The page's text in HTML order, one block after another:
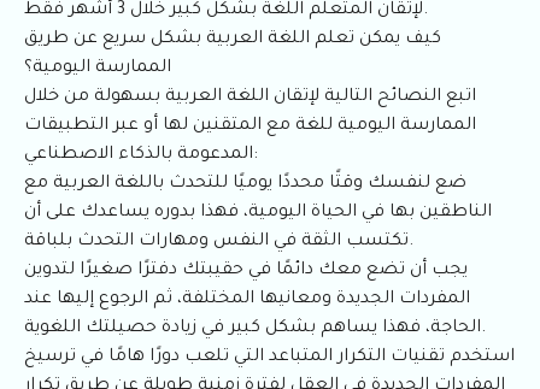
لإتقان المتعلم اللغة بشكل كبير خلال 3 أشهر فقط.
كيف يمكن تعلم اللغة العربية بشكل سريع عن طريق
اتبع النصائح التالية لإتقان اللغة العربية بسهولة من خلال
الممارسة اليومية للغة مع المتقنين لها أو عبر التطبيقات
المدعومة بالذكاء الاصطناعي:
ضع لنفسك وقتًا محددًا يوميًا للتحدث باللغة العربية مع
الناطقين بها في الحياة اليومية، فهذا بدوره يساعدك على أن
تكتسب الثقة في النفس ومهارات التحدث بلباقة.
يجب أن تضع معك دائمًا في حقيبتك دفترًا صغيرًا لتدوين
المفردات الجديدة ومعانيها المختلفة، ثم الرجوع إليها عند
الحاجة، فهذا يساهم بشكل كبير في زيادة حصيلتك اللغوية.
استخدم تقنيات التكرار المتباعد التي تلعب دورًا هامًا في ترسيخ